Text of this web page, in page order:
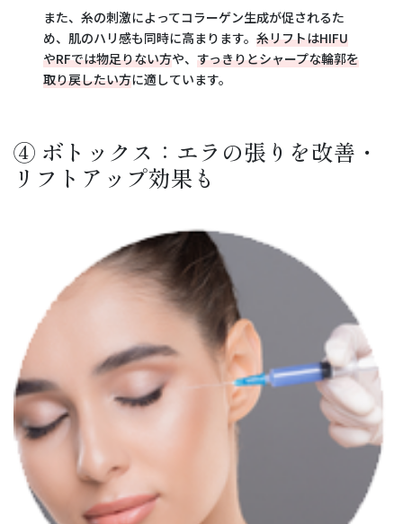
また、糸の刺激によってコラーゲン生成が促されるた
め、肌のハリ感も同時に高まります。糸リフトはHIFU
やRFでは物足りない方や、すっきりとシャープな輪郭を
取り戻したい方に適しています。
④ ボトックス：エラの張りを改善・
リフトアップ効果も